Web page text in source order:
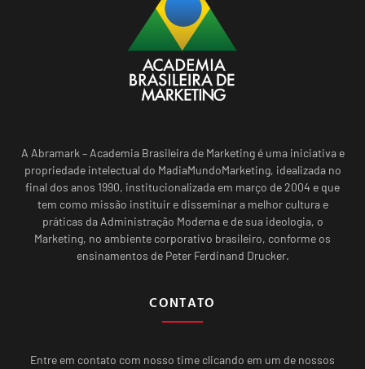
A Abramark – Academia Brasileira de Marketing é uma iniciativa e
propriedade intelectual do MadiaMundoMarketing, idealizada no
final dos anos 1990, institucionalizada em março de 2004 e que
tem como missão instituir e disseminar a melhor cultura e
práticas da Administração Moderna e de sua ideologia, o
Marketing, no ambiente corporativo brasileiro, conforme os
ensinamentos de Peter Ferdinand Drucker.
CONTATO
Entre em contato com nosso time clicando em um de nossos